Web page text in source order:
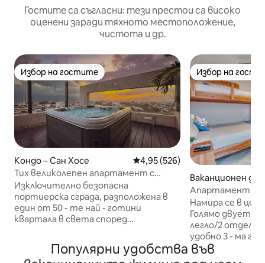
Гостите са съгласни: тези престои са високо
оценени заради тяхното местоположение,
чистота и др.
Избор на гостите
Избор на гостите
Кондо – Сан Хосе Средна оценка: 4,95 от 5,
4,95 (526)
Тих великолепен апартамент с
двойно легло +джакузи
Изключително безопасна
портиерска сграда, разположена в
един от 50 - те най - готини
квартала в света според
място в града !!! Получете персонал,
който ще даде възможност за лесно
Избор на
Избор на
Ваканционен
осе
Апартамент с 2
вътрешен двор
Хосе
Намира се в
Голямо
легло/2
удобно 3 - ма
самостоятелна
вода. Апартаментът разполага с
Популярни удобства във